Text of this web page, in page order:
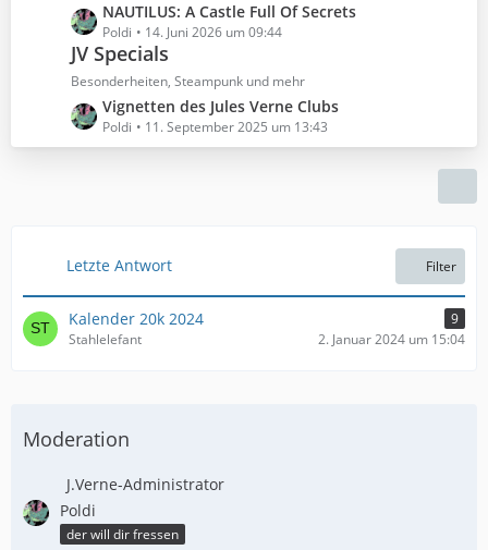
r
ä
g
e
e
B
e
i
t
r
L
e
z
e
B
g
e
NAUTILUS: A Castle Full Of Secrets
Poldi 14. Juni 2026 um 09:44
JV Specials
Besonderheiten, Steampunk und mehr
L
e
t
e
t
r
ä
Vignetten des Jules Verne Clubs
Poldi 11. September 2025 um 13:43
Letzte Antwort Filter
Kalender 20k 2024
9
Stahlelefant
2. Januar 2024 um 15:04
Moderation
J.Verne-Administrator
Poldi
der will dir fressen